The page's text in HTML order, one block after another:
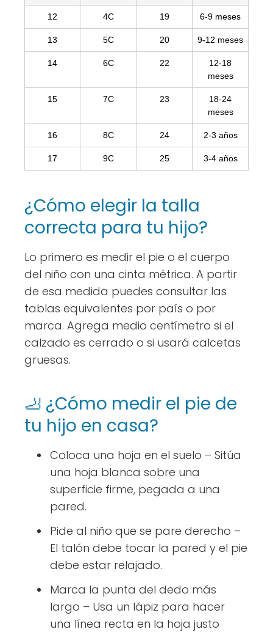
12 4C 19 6-9 meses
13 5C 20 9-12 meses
14 6C 22
12-18
meses
15 7C 23
18-24
meses
16 8C 24 2-3 años
17 9C 25 3-4 años
¿Cómo elegir la talla
correcta para tu hijo?
Lo primero es medir el pie o el cuerpo
del niño con una cinta métrica. A partir
de esa medida puedes consultar las
tablas equivalentes por país o por
marca. Agrega medio centímetro si el
calzado es cerrado o si usará calcetas
gruesas.
🦶 ¿Cómo medir el pie de
tu hijo en casa?
Coloca una hoja en el suelo – Sitúa
una hoja blanca sobre una
superficie firme, pegada a una
pared.
Pide al niño que se pare derecho –
El talón debe tocar la pared y el pie
debe estar relajado.
Marca la punta del dedo más
largo – Usa un lápiz para hacer
una línea recta en la hoja justo